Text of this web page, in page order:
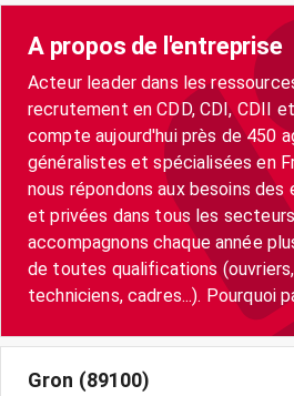
A propos de l'entreprise
Acteur leader dans les
recrutement en CDD, CDI, CDII
compte aujourd'hui près de 450
généralistes et spécialisées en
nous répondons aux besoins
et privées dans tous les
accompagnons chaque année
de toutes qualifications
techniciens, cadres...). Pourquoi
Gron (89100)